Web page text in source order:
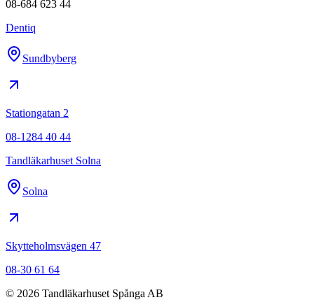
08-684 623 44
Dentiq
Sundbyberg
Stationgatan 2
08-1284 40 44
Tandläkarhuset Solna
Solna
Skytteholmsvägen 47
08-30 61 64
© 2026 Tandläkarhuset Spånga AB